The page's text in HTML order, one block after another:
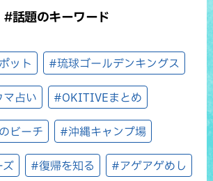
#話題のキーワード
ット #琉球ゴールデンキングス
マ占い #OKITIVEまとめ
ビーチ #沖縄キャンプ場
ズ #復帰を知る #アゲアゲめし